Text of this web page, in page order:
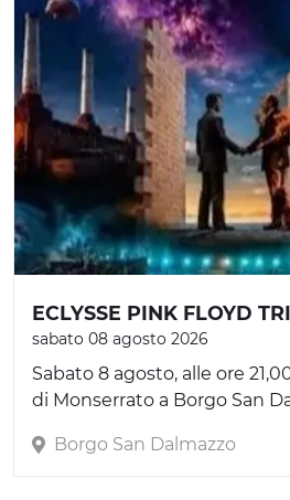
ECLYSSE PINK FLOYD
sabato 08 agosto 2026
Sabato 8 agosto, alle ore
di Monserrato a Borgo San
Borgo San Dalmazzo